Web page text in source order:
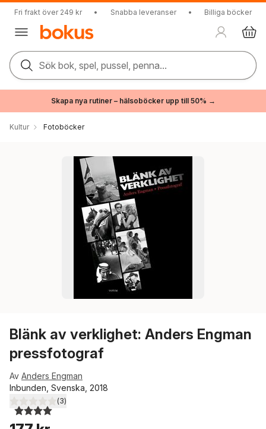
Fri frakt över 249 kr • Snabba leveranser • Billiga böcker
Sök bok, spel, pussel, penna...
Skapa nya rutiner – hälsoböcker upp till 50% →
Kultur Fotoböcker
Blänk av verklighet: Anders Engman
pressfotograf
Av Anders Engman
Inbunden, Svenska, 2018
4,0utav 5 stjärnor. Totalt antal röster:
(3)